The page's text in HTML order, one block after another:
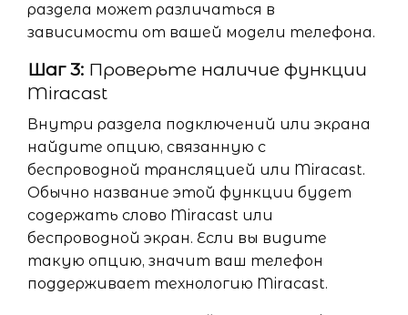
раздела может различаться в
зависимости от вашей модели телефона.
Шаг 3: Проверьте наличие функции
Miracast
Внутри раздела подключений или экрана
найдите опцию, связанную с
беспроводной трансляцией или Miracast.
Обычно название этой функции будет
содержать слово Miracast или
беспроводной экран. Если вы видите
такую опцию, значит ваш телефон
поддерживает технологию Miracast.